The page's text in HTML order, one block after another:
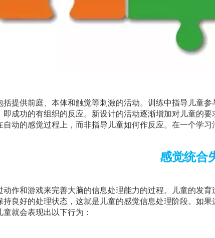
括提供前庭、本体和触觉等刺激的活动。训练中指导儿童
即成功的有组织的反应。新设计的活动逐渐增加对儿童的
自动的感觉过程上，而非指导儿童如何作反应。在一个学
感觉统合
动作和游戏来完善大脑的信息处理能力的过程。儿童的发
持良好的处理状态，这就是儿童的感觉信息处理阶段。如
就会表现出以下行为：